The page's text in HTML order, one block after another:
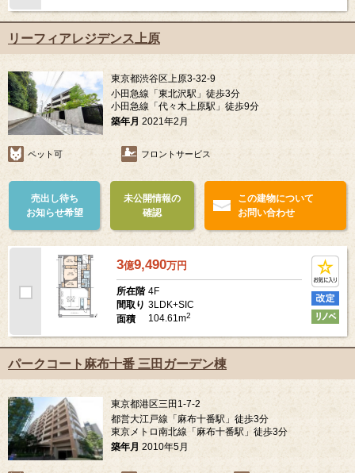
リーフィアレジデンス上原
東京都渋谷区上原3-32-9
小田急線「東北沢駅」徒歩3分
小田急線「代々木上原駅」徒歩9分
築年月 2021年2月
ペット可 フロントサービス
売出し待ち
お知らせ希望
未公開情報の
確認
この建物について
お問い合わせ
3億9,490万円
所在階 4F
間取り 3LDK+SIC
面積
104.61m2
パークコート麻布十番 三田ガーデン棟
東京都港区三田1-7-2
都営大江戸線「麻布十番駅」徒歩3分
東京メトロ南北線「麻布十番駅」徒歩3分
築年月 2010年5月